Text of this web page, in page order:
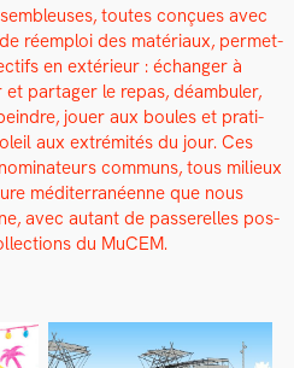
toutes conçues avec
réem­ploi des matéri­aux, per­me­t­
en extérieur : échang­er à
et partager le repas, déam­buler,
jouer aux boules et pra­ti­
aux extrémités du jour. Ces
com­muns, tous milieux
méditer­ranéenne que nous
avec autant de passerelles pos­
du MuCEM.